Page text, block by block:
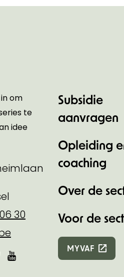
om
te
idee
30
YouTube
Subsidie
aanvragen
Opleiding
coaching
Over de
Voor de
MYVAF